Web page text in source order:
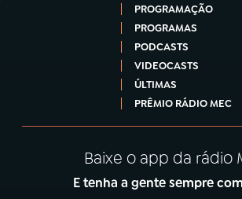
PROGRAMAÇÃO
PROGRAMAS
PODCASTS
VIDEOCASTS
ÚLTIMAS
PRÊMIO RÁDIO MEC
Baixe o app da rádio
E tenha a gente sempre